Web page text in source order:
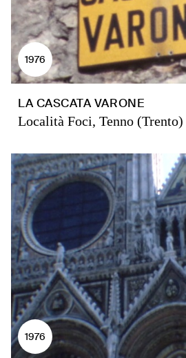
1976
LA CASCATA VARONE
Località Foci, Tenno (Trento)
1976